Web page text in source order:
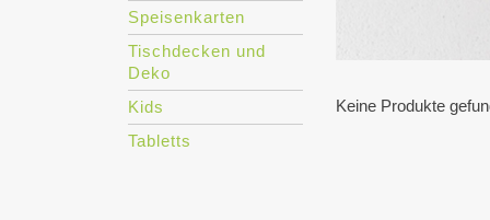
Speisenkarten
Tischdecken und
Deko
Kids
Tabletts
Keine Produkte